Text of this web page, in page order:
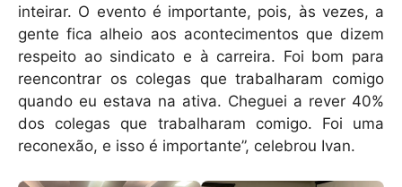
inteirar. O evento é importante, pois, às vezes, a
gente fica alheio aos acontecimentos que dizem
respeito ao sindicato e à carreira. Foi bom para
reencontrar os colegas que trabalharam comigo
quando eu estava na ativa. Cheguei a rever 40%
dos colegas que trabalharam comigo. Foi uma
reconexão, e isso é importante”, celebrou Ivan.